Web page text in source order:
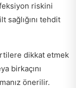
riskini
sağlığını tehdit
dikkat etmek
birkaçını
önerilir.